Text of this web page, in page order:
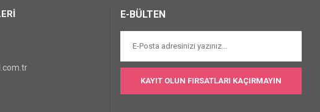
E-BÜLTEN
KAYIT OLUN FIRSATLARI KAÇIRMAYIN